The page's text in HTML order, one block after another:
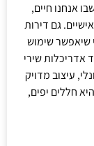
אנחנו חיים,
גם דירות
שיאפשר שימוש
אדריכלות שירי
עיצוב מדויק
חללים יפים,